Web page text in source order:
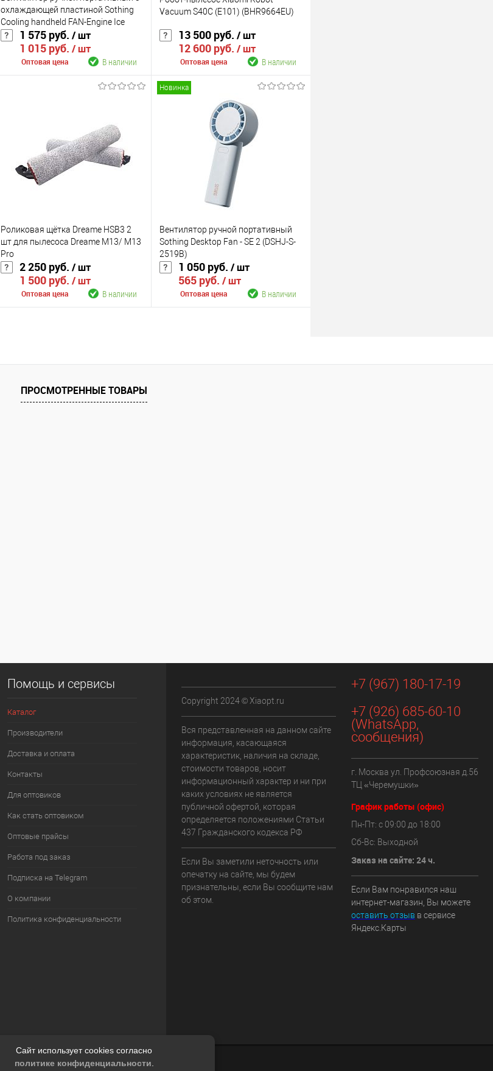
Сайт использует cookies согласно
политике конфиденциальности
охлаждающей пластиной Sothing
Cooling handheld FAN-Engine Ice
(3600mAh) (DSHJ-S-2418B)
1 575 руб. / шт
1 015 руб. / шт
Оптовая цена В наличии
В избранное
В наличии
Цвет
Vacuum S40С (E101) (BHR9664EU)
13 500 руб. / шт
12 600 руб. / шт
Оптовая цена В наличии
К сравнению
В избранное
Роликовая щётка Dreame HSB3 2
шт для пылесоса Dreame M13/ M13
Pro
2 250 руб. / шт
1 500 руб. / шт
Оптовая цена В наличии
Новинка
Вентилятор ручной портативный
Sothing Desktop Fan - SE 2 (DSHJ-S-
2519B)
1 050 руб. / шт
565 руб. / шт
Оптовая цена В наличии
ПРОСМОТРЕННЫЕ ТОВАРЫ
Помощь и сервисы
Каталог
Производители
Доставка и оплата
Контакты
Для оптовиков
Как стать оптовиком
Оптовые прайсы
Работа под заказ
Подписка на Telegram
О компании
Политика конфиденциальности
Copyright 2024 © Xiaopt.ru
Вся представленная на данном сайте
информация, касающаяся
характеристик, наличия на складе,
стоимости товаров, носит
информационный характер и ни при
каких условиях не является
публичной офертой, которая
определяется положениями Статьи
437 Гражданского кодекса РФ
Если Вы заметили неточность или
опечатку на сайте, мы будем
признательны, если Вы сообщите нам
об этом.
+7 (967) 180-17-19
+7 (926) 685-60-10
(WhatsApp,
сообщения)
г. Москва ул. Профсоюзная д.56
ТЦ «Черемушки»
График работы (офис)
Пн-Пт: с 09:00 до 18:00
Сб-Вс: Выходной
Заказ на сайте: 24 ч.
Если Вам понравился наш
интернет-магазин, Вы можете
оставить отзыв в сервисе
Яндекс.Карты